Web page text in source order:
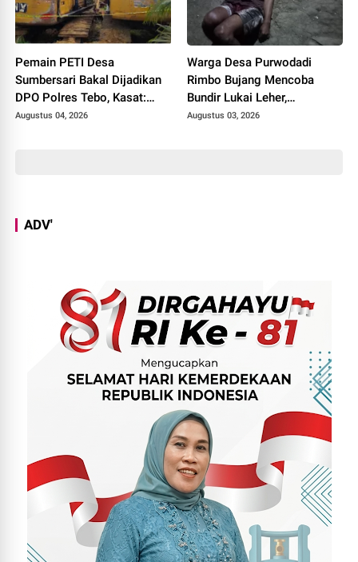
Pemain PETI Desa
Sumbersari Bakal Dijadikan
DPO Polres Tebo, Kasat:
Karena Tak Pernah Penuhi
Augustus 04, 2026
Warga Desa Purwodadi
Rimbo Bujang Mencoba
Bundir Lukai Leher,
Sebelumnya Pernah Potong
Augustus 03, 2026
ADV'